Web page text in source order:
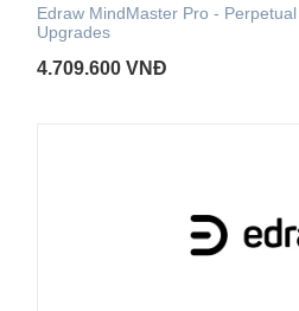
Edraw MindMaster Pro -
Upgrades
4.709.600 VNĐ